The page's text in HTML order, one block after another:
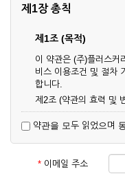
제1장 총칙
제1조 (목적)
이 약관은 (주)플러스커
비스 이용조건 및 절차
합니다.
제2조 (약관의 효력 및
업상 중요 하거나 합리
통하여 변경할 수 있습
② 회원은 변경된 약관
단하고 이용계약을 해
약관을 모두 읽었으며
* 이메일 주소